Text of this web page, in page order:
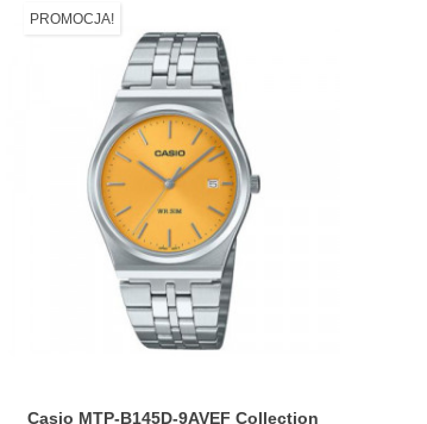
PROMOCJA!
Casio MTP-B145D-9AVEF Collection